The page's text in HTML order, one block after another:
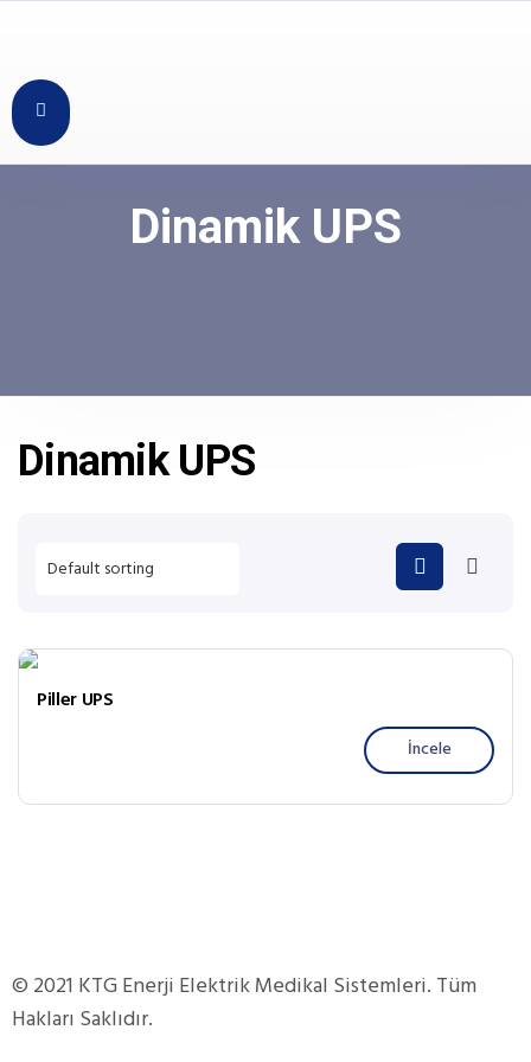
Dinamik UPS
Dinamik UPS
Piller UPS
İncele
© 2021 KTG Enerji Elektrik Medikal Sistemleri. Tüm
Hakları Saklıdır.